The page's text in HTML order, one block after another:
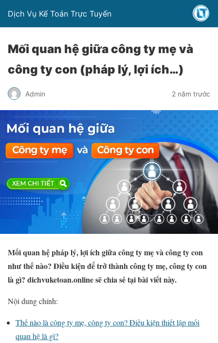
Dịch Vụ Kế Toán Trực Tuyến
Mối quan hệ giữa công ty mẹ và
công ty con (pháp lý, lợi ích…)
Admin 2 năm trước
Mối quan hệ pháp lý, lợi ích giữa công ty mẹ và công ty con
như thế nào? Điều kiện để trở thành công ty mẹ, công ty con
là gì? dichvuketoan.online sẽ chia sẻ tại bài viết này.
Nội dung chính:
Thế nào là công ty mẹ, công ty con? Điều kiện thiết lập mối
quan hệ là gì?